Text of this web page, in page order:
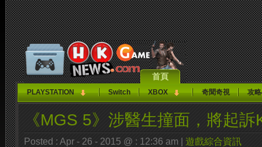
首頁
PLAYSTATION Switch XBOX 奇聞奇視 攻
《MGS 5》涉醫生撞面，將起
Posted : Apr - 26 - 2015 @ : 12:36 am | 遊戲綜合資訊